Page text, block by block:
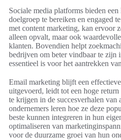
Sociale media platforms bieden
doelgroep te bereiken en engaged
met content marketing, kan ervoor
alleen opvalt, maar ook
klanten. Bovendien helpt
bedrijven om beter vindbaar te zijn
essentieel is voor het aantrekken
Email marketing blijft een
uitgevoerd, leidt tot een hoge
te krijgen in de succesverhalen van
ondernemers leren hoe ze deze
beste kunnen integreren in hun
optimaliseren van
voor de duurzame groei van hun